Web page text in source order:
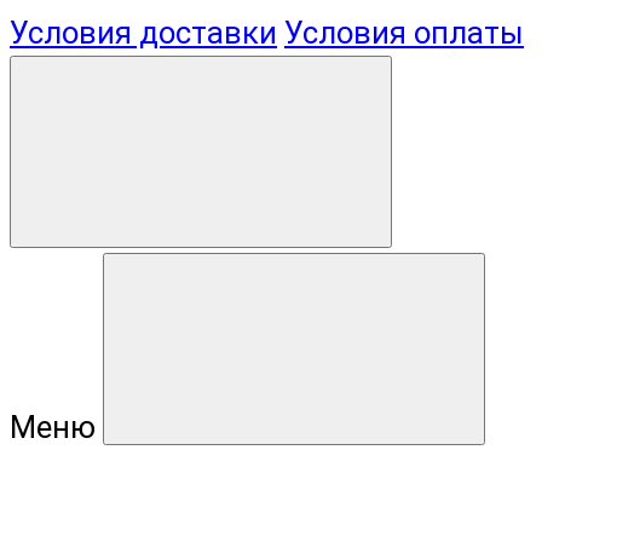
Условия доставки Условия оплаты
Меню